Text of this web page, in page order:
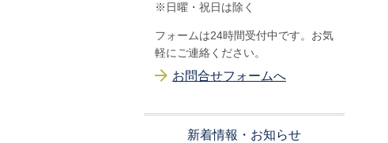
※日曜・祝日は除く
フォームは24時間受付中です。お気
軽にご連絡ください。
お問合せフォームへ
新着情報・お知らせ